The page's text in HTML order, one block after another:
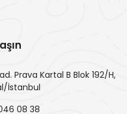
Prava Kartal B Blok 192/H,
İstanbul
08 38